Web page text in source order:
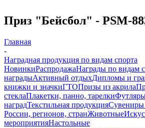
Приз "Бейсбол" - PSM-
Главная
-
Наградная продукция по видам спорта
НовинкиРаспродажаНаграды по видам
наградыАктивный отдыхДипломы и
книжки и значкиГТОПризы из акрила
стеклаПлакетки, панно, тарелки
наградТекстильная продукцияСувениры
России, регионов, странЖивотные
мероприятияНастольные